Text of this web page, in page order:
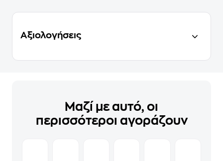
Αξιολογήσεις
Μαζί με αυτό, οι
περισσότεροι αγοράζουν